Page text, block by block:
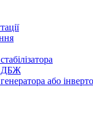
ДБЖ
або